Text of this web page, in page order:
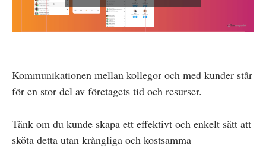
Kommunikationen mellan kollegor och med kunder står
för en stor del av företagets tid och resurser.
Tänk om du kunde skapa ett effektivt och enkelt sätt att
sköta detta utan krångliga och kostsamma